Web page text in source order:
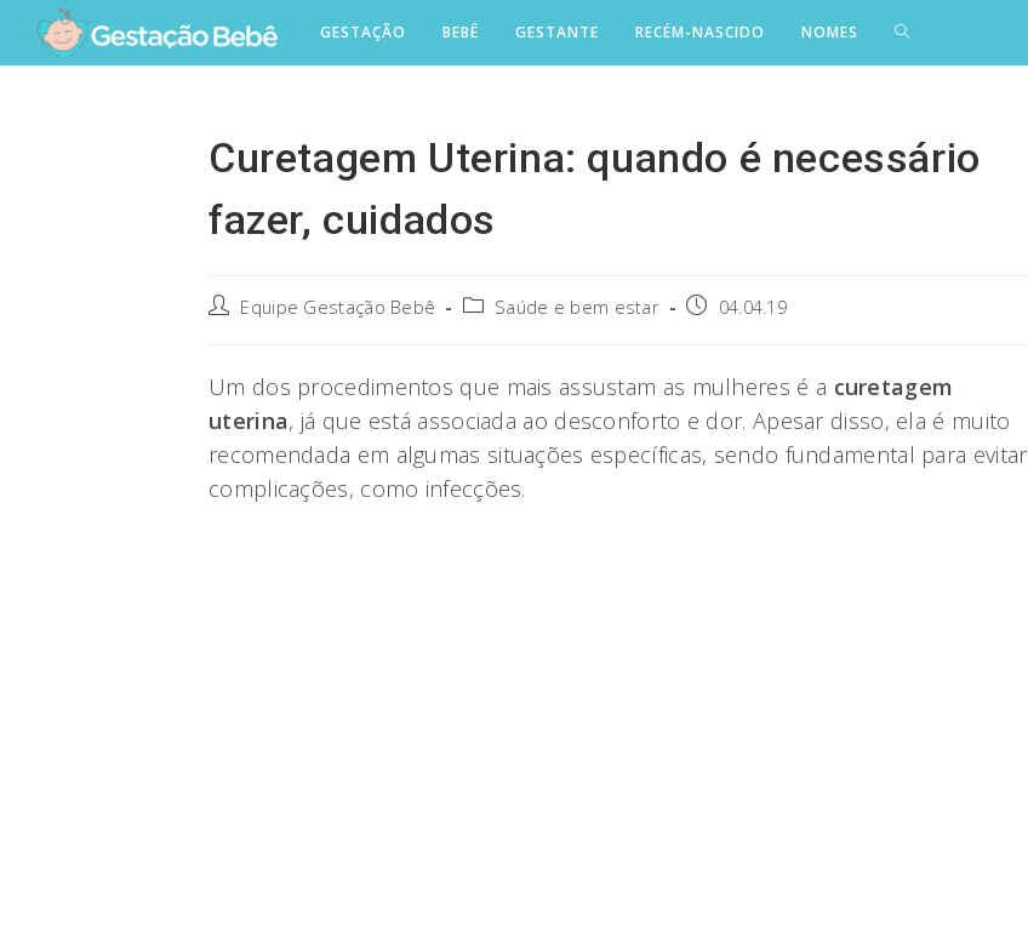
content
GESTAÇÃO BEBÊ GESTANTE RECÉM-NASCIDO NOMES
Curetagem Uterina: quando é necessário
fazer, cuidados
PostEquipe Gestação Bebê
PostSaúde e bem estar
Post04.04.19
Um dos procedimentos que mais assustam as mulheres é a curetagem
uterina, já que está associada ao desconforto e dor. Apesar disso, ela é muito
recomendada em algumas situações específicas, sendo fundamental para evitar
complicações, como infecções.